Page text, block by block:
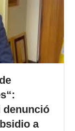
denunció
a